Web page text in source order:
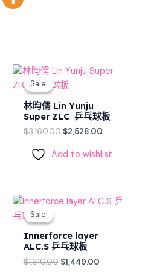
Sale!
Sale!
林昀儒 Lin Yunju
Super ZLC 乒乓球板
$3,160.00
Original
price
was:
$3,160.00.
$2,528.00
Current
Add to wishlist
Sale!
Sale!
Innerforce layer
ALC.S 乒乓球板
$1,610.00
Original
price
$1,610.00.
$1,449.00
Current